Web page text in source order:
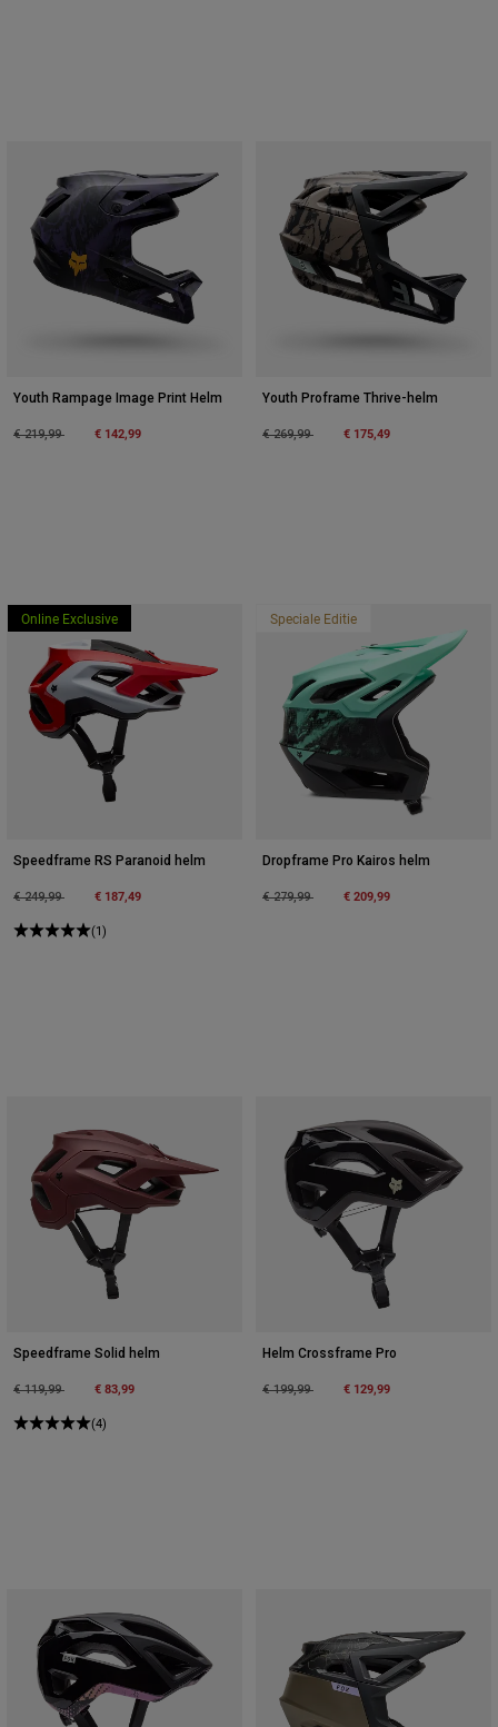
Youth Rampage Image Print Helm
Price reduced from
€ 219,99to € 142,99
Youth Proframe Thrive-helm
Price reduced from
€ 269,99to € 175,49
Online Exclusive
Speedframe RS Paranoid helm
Price reduced from
€ 249,99to € 187,49
(1)
Speciale Editie
Dropframe Pro Kairos helm
Price reduced from
€ 279,99to € 209,99
Speedframe Solid helm
Price reduced from
€ 119,99to € 83,99
(4)
Helm Crossframe Pro
Price reduced from
€ 199,99to € 129,99